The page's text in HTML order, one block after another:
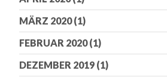
MÄRZ 2020(1)
FEBRUAR 2020(1)
DEZEMBER 2019 (1)